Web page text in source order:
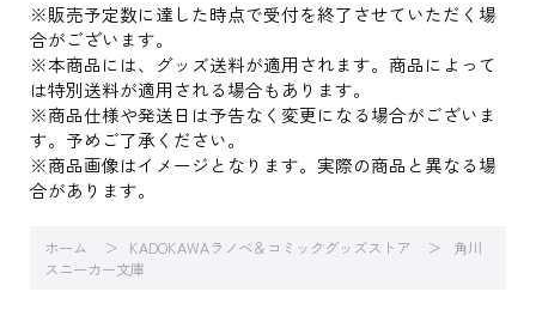
※販売予定数に達した時点で受付を終了させていただく場
合がございます。
※本商品には、グッズ送料が適用されます。商品によって
は特別送料が適用される場合もあります。
※商品仕様や発送日は予告なく変更になる場合がございま
す。予めご了承ください。
※商品画像はイメージとなります。実際の商品と異なる場
合があります。
ホーム KADOKAWAラノベ＆コミックグッズストア
角川
スニーカー文庫